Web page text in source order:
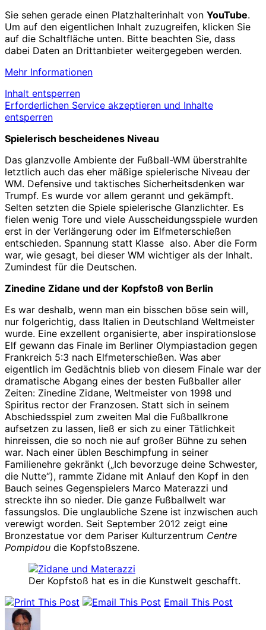
Sie sehen gerade einen Platzhalterinhalt von YouTube.
Um auf den eigentlichen Inhalt zuzugreifen, klicken Sie
auf die Schaltfläche unten. Bitte beachten Sie, dass
dabei Daten an Drittanbieter weitergegeben werden.
Mehr Informationen
Inhalt entsperren
Erforderlichen Service akzeptieren und Inhalte
entsperren
Spielerisch bescheidenes Niveau
Das glanzvolle Ambiente der Fußball-WM überstrahlte
letztlich auch das eher mäßige spielerische Niveau der
WM. Defensive und taktisches Sicherheitsdenken war
Trumpf. Es wurde vor allem gerannt und gekämpft.
Selten setzten die Spiele spielerische Glanzlichter. Es
fielen wenig Tore und viele Ausscheidungsspiele wurden
erst in der Verlängerung oder im Elfmeterschießen
entschieden. Spannung statt Klasse also. Aber die Form
war, wie gesagt, bei dieser WM wichtiger als der Inhalt.
Zumindest für die Deutschen.
Zinedine Zidane und der Kopfstoß von Berlin
Es war deshalb, wenn man ein bisschen böse sein will,
nur folgerichtig, dass Italien in Deutschland Weltmeister
wurde. Eine exzellent organisierte, aber inspirationslose
Elf gewann das Finale im Berliner Olympiastadion gegen
Frankreich 5:3 nach Elfmeterschießen. Was aber
eigentlich im Gedächtnis blieb von diesem Finale war der
dramatische Abgang eines der besten Fußballer aller
Zeiten: Zinedine Zidane, Weltmeister von 1998 und
Spiritus rector der Franzosen. Statt sich in seinem
Abschiedsspiel zum zweiten Mal die Fußballkrone
aufsetzen zu lassen, ließ er sich zu einer Tätlichkeit
hinreissen, die so noch nie auf großer Bühne zu sehen
war. Nach einer üblen Beschimpfung in seiner
Familienehre gekränkt („Ich bevorzuge deine Schwester,
die Nutte“), rammte Zidane mit Anlauf den Kopf in den
Bauch seines Gegenspielers Marco Materazzi und
streckte ihn so nieder. Die ganze Fußballwelt war
fassungslos. Die unglaubliche Szene ist inzwischen auch
verewigt worden. Seit September 2012 zeigt eine
Bronzestatue vor dem Pariser Kulturzentrum Centre
Pompidou die Kopfstoßszene.
Der Kopfstoß hat es in die Kunstwelt geschafft.
Email This Post